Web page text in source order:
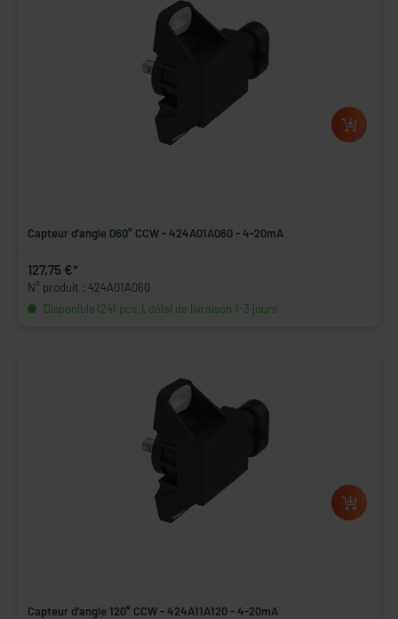
Capteur d'angle 060° CCW - 424A01A060 - 4-20mA
127,75 €*
N° produit : 424A01A060
Disponible (241 pcs.), délai de livraison 1-3 jours
Capteur d'angle 120° CCW - 424A11A120 - 4-20mA